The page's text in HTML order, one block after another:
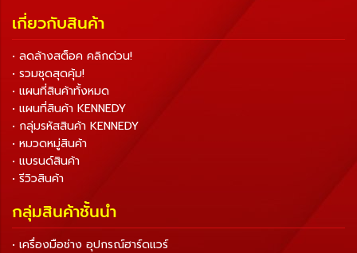
เกี่ยวกับสินค้า
• ลดล้างสต็อค คลิกด่วน!
• รวมชุดสุดคุ้ม!
• แผนที่สินค้าทั้งหมด
• แผนที่สินค้า KENNEDY
• กลุ่มรหัสสินค้า KENNEDY
• หมวดหมู่สินค้า
• แบรนด์สินค้า
• รีวิวสินค้า
กลุ่มสินค้าชั้นนำ
• เครื่องมือช่าง อุปกรณ์ฮาร์ดแวร์